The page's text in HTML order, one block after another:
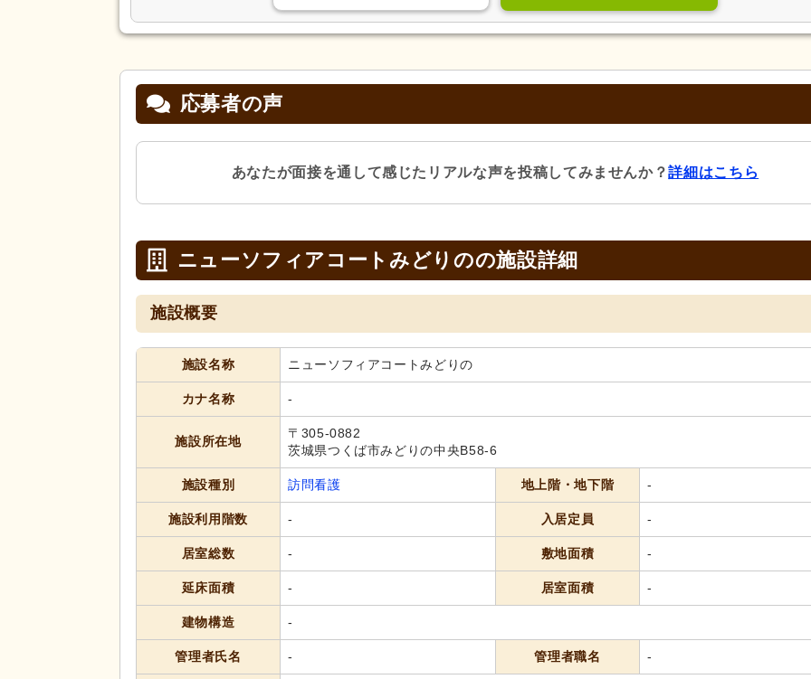
応募者の声
あなたが面接を通して感じたリアルな声を投稿してみませんか？詳細はこちら
ニューソフィアコートみどりのの施設詳細
施設概要
施設名称 ニューソフィアコートみどりの
カナ名称 -
施設所在地
〒305-0882
茨城県つくば市みどりの中央B58-6
施設種別 訪問看護 地上階・地下階 -
施設利用階数 - 入居定員 -
居室総数 - 敷地面積 -
延床面積 - 居室面積 -
建物構造 -
管理者氏名 - 管理者職名 -